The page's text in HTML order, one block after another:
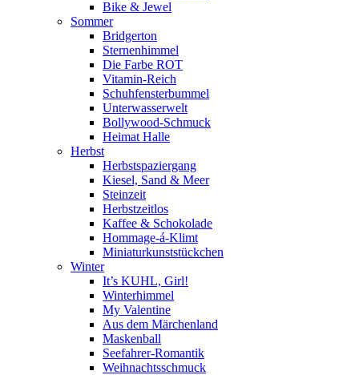
Bike & Jewel
Sommer
Bridgerton
Sternenhimmel
Die Farbe ROT
Vitamin-Reich
Schuhfensterbummel
Unterwasserwelt
Bollywood-Schmuck
Heimat Halle
Herbst
Herbstspaziergang
Kiesel, Sand & Meer
Steinzeit
Herbstzeitlos
Kaffee & Schokolade
Hommage-á-Klimt
Miniaturkunststückchen
Winter
It’s KUHL, Girl!
Winterhimmel
My Valentine
Aus dem Märchenland
Maskenball
Seefahrer-Romantik
Weihnachtsschmuck